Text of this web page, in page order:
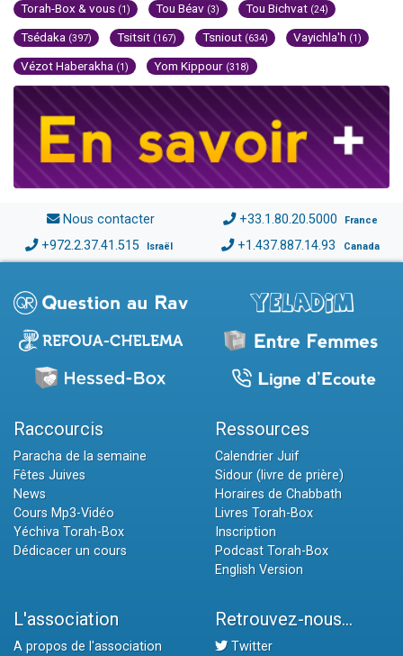
Torah-Box & vous (1) Tou Béav (3) Tou Bichvat (24)
Tsédaka (397) Tsitsit (167) Tsniout (634) Vayichla'h (1)
Vézot Haberakha (1) Yom Kippour (318)
Nous contacter +33.1.80.20.5000 France
+972.2.37.41.515 Israël +1.437.887.14.93 Canada
Raccourcis
Paracha de la semaine
Fêtes Juives
News
Cours Mp3-Vidéo
Yéchiva Torah-Box
Dédicacer un cours
Ressources
Calendrier Juif
Sidour (livre de prière)
Horaires de Chabbath
Livres Torah-Box
Inscription
Podcast Torah-Box
English Version
L'association
A propos de l'association
Retrouvez-nous...
Twitter